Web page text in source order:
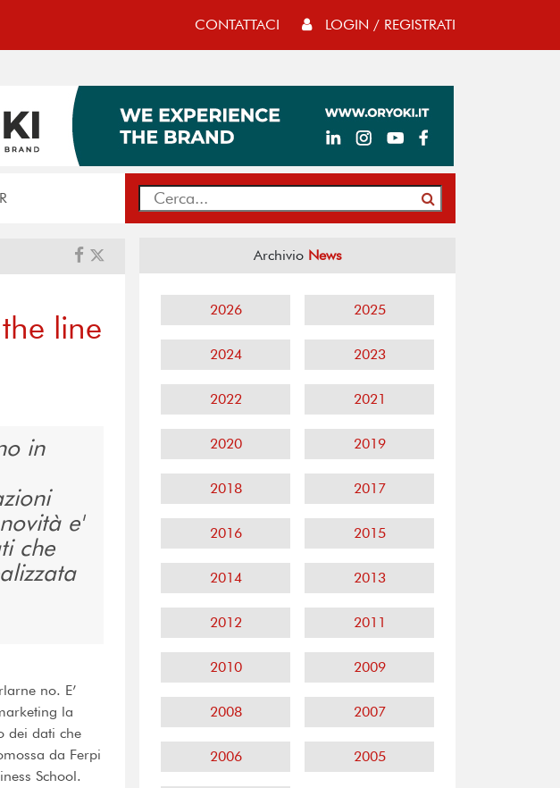
CONTATTACI LOGIN / REGISTRATI
line
in
e'
che
no. E’
la
dei dati che
da Ferpi
School.
Archivio News
2026 2025
2024 2023
2022 2021
2020 2019
2018 2017
2016 2015
2014 2013
2012 2011
2010 2009
2008 2007
2006 2005